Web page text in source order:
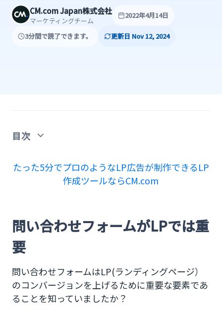
CM.com Japan株式会社
マーケティングチーム
2022年4月14日
3分間で読了できます。 更新日 Nov 12, 2024
目次
問い合わせフォームがLPでは重要
問い合わせや申し込みに特化したLP作成方法
1.質問事項をLP作成画面に入れ込む
3.顧客からの情報が管理画面内に蓄積するよう設
定する
たった5分でプロのようなLP広告が制作できるLP
作成ツールならCM.com
問い合わせフォームがLPでは重
要
問い合わせフォームはLP(ランディングページ）
のコンバージョンを上げるために重要な要素であ
ることを知っていましたか？